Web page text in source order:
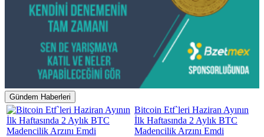
Gündem Haberleri
Bitcoin Etf`leri Haziran Ayının
İlk Haftasında 2 Aylık BTC
Madencilik Arzını Emdi